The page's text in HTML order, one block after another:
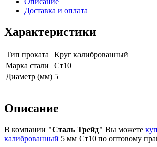
Доставка и оплата
Характеристики
Тип проката
Круг калиброванный
Марка стали
Ст10
Диаметр (мм) 5
Описание
В компании "Сталь Трейд" Вы можете
калиброванный 5 мм Ст10 по оптовому